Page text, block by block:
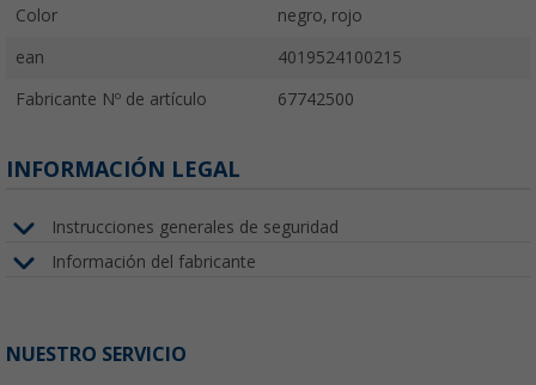
Color negro, rojo
ean 4019524100215
Fabricante Nº de artículo 67742500
INFORMACIÓN LEGAL
Instrucciones generales de seguridad
Información del fabricante
NUESTRO SERVICIO